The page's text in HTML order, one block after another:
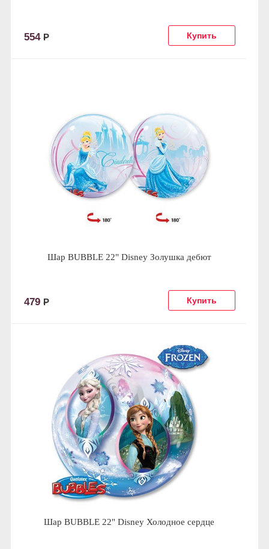
554 Р
Шар BUBBLE 22" Disney Золушка дебют
479 Р
Шар BUBBLE 22" Disney Холодное сердце